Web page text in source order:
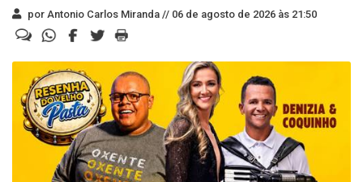
por Antonio Carlos Miranda // 06 de agosto de 2026 às 21:50